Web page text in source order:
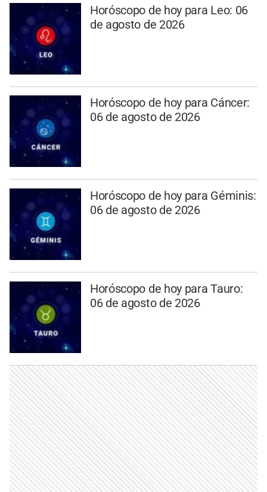
Horóscopo de hoy para Leo: 06
de agosto de 2026
Horóscopo de hoy para Cáncer:
06 de agosto de 2026
Horóscopo de hoy para Géminis:
06 de agosto de 2026
Horóscopo de hoy para Tauro:
06 de agosto de 2026